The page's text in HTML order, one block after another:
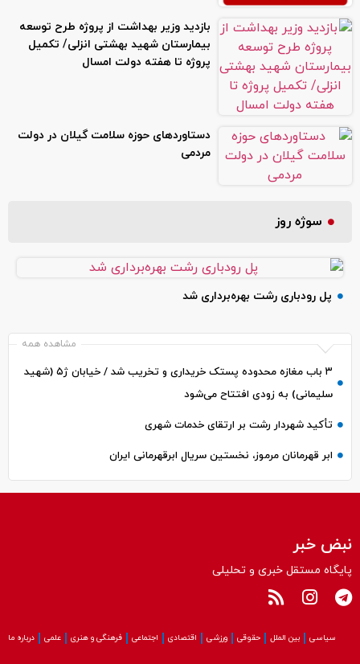
بازدید وزیر بهداشت از پروژه طرح توسعه
بیمارستان شهید بهشتی انزلی/ تکمیل
پروژه تا هفته دولت امسال
دستاوردهای حوزه سلامت گیلان در دولت
مردمی
سوژه روز
پل رودباری رشت بهره‌برداری شد
مشاهده همه
۳ باب مغازه محدوده پستک خریداری و تخریب شد / خیابان ژ۵ (شهید
سلیمانی) به زودی افتتاح می‌شود
تأکید شهردار رشت بر ارتقای خدمات شهری
ابر قهرمانان مرموز، نخستین سریال ابرقهرمانی ایران
نبض خبر
پایگاه مستقل خبری و تحلیلی
سیاسی بین الملل حقوقی ورزشی اقتصادی اجتماعی فرهنگی و هنری علمی درباره ما